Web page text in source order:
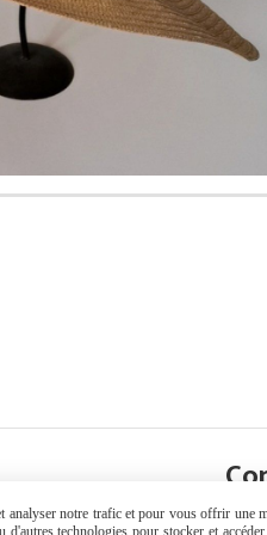
notre trafic et pour vous offrir une
technologies pour stocker et